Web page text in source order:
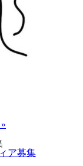
ア募集